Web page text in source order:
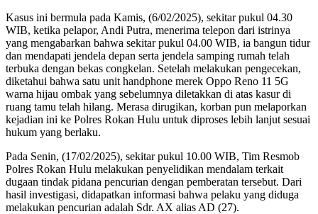
Kasus ini bermula pada Kamis, (6/02/2025), sekitar pukul 04.30
WIB, ketika pelapor, Andi Putra, menerima telepon dari istrinya
yang mengabarkan bahwa sekitar pukul 04.00 WIB, ia bangun tidur
dan mendapati jendela depan serta jendela samping rumah telah
terbuka dengan bekas congkelan. Setelah melakukan pengecekan,
diketahui bahwa satu unit handphone merek Oppo Reno 11 5G
warna hijau ombak yang sebelumnya diletakkan di atas kasur di
ruang tamu telah hilang. Merasa dirugikan, korban pun melaporkan
kejadian ini ke Polres Rokan Hulu untuk diproses lebih lanjut sesuai
hukum yang berlaku.
Pada Senin, (17/02/2025), sekitar pukul 10.00 WIB, Tim Resmob
Polres Rokan Hulu melakukan penyelidikan mendalam terkait
dugaan tindak pidana pencurian dengan pemberatan tersebut. Dari
hasil investigasi, didapatkan informasi bahwa pelaku yang diduga
melakukan pencurian adalah Sdr. AX alias AD (27).